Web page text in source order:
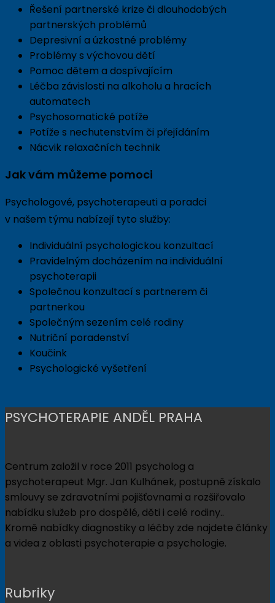
Řešení partnerské krize či dlouhodobých
partnerských problémů
Depresivní a úzkostné problémy
Problémy s výchovou dětí
Pomoc dětem a dospívajícím
Léčba závislosti na alkoholu a hracích
automatech
Psychosomatické potíže
Potíže s nechutenstvím či přejídáním
Nácvik relaxačních technik
Jak vám můžeme pomoci
Psychologové, psychoterapeuti a poradci
v našem týmu nabízejí tyto služby:
Individuální psychologickou konzultací
Pravidelným docházením na individuální
psychoterapii
Společnou konzultací s partnerem či
partnerkou
Společným sezením celé rodiny
Nutriční poradenství
Koučink
Psychologické vyšetření
PSYCHOTERAPIE ANDĚL PRAHA
Centrum založil v roce 2011 psycholog a
psychoterapeut Mgr. Jan Kulhánek, postupně získalo
smlouvy se zdravotními pojišťovnami a rozšiřovalo
nabídku služeb pro dospělé, děti i celé rodiny..
Kromě nabídky diagnostiky a léčby zde najdete články
a videa z oblasti psychoterapie a psychologie.
Rubriky